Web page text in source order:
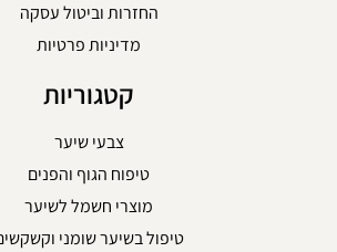
החזרות וביטול עסקה
מדיניות פרטיות
קטגוריות
צבעי שיער
טיפוח הגוף והפנים
מוצרי חשמל לשיער
טיפול בשיער שומני וקשקשים